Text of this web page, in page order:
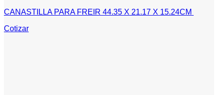
CANASTILLA PARA FREIR 44.35 X 21.17 X 15.24CM
Cotizar